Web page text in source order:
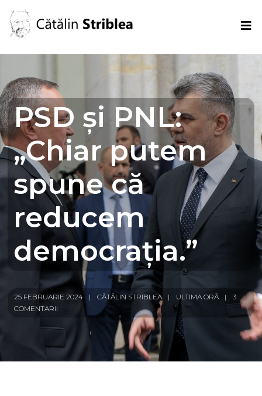
PSD și PNL:
„Chiar putem
spune că
reducem
democrația.”
25 FEBRUARIE 2024 CĂTĂLIN STRIBLEA ULTIMA ORĂ
3
COMENTARII